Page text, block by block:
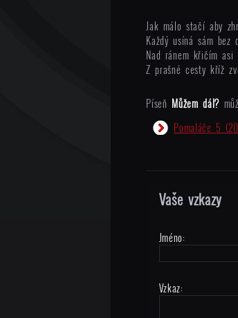
Jak málo stačí aby
Každý usíná sám bez
Nad ránem křičím
Z prašné cesty kříž
Píseň Můžem dál?
Pomaláče 5
Vaše vzkazy
Jméno:
Vzkaz: